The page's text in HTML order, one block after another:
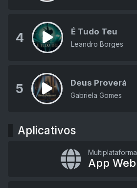
4 É Tudo Teu
Leandro Borges
5 Deus Proverá
Gabriela Gomes
Aplicativos
Multiplataforma
App Web